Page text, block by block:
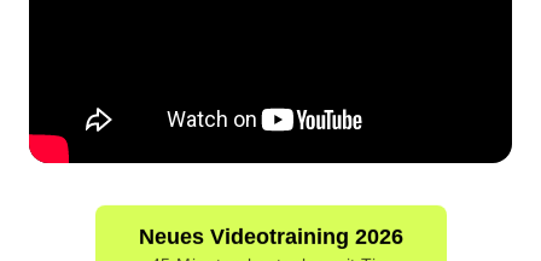
Neues Videotraining 2026